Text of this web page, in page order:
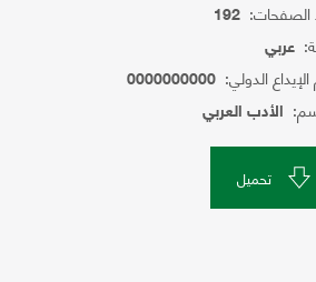
الصفحات: 192
عربي
الدولي: 0000000000
الأدب العربي
تحميل